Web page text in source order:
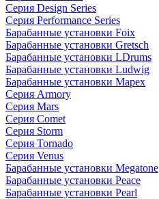
Серия Design Series
Серия Performance Series
Барабанные установки Foix
Барабанные установки Gretsch
Барабанные установки LDrums
Барабанные установки Ludwig
Барабанные установки Mapex
Серия Armory
Серия Mars
Серия Comet
Серия Storm
Серия Tornado
Серия Venus
Барабанные установки Megatone
Барабанные установки Peace
Барабанные установки Pearl